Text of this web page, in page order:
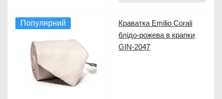
Популярний
Краватка Emilio Corali
блідо-рожева в крапки
GIN-2047